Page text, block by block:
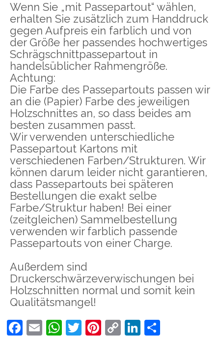
Wenn Sie „mit Passepartout“ wählen,
erhalten Sie zusätzlich zum Handdruck
gegen Aufpreis ein farblich und von
der Größe her passendes hochwertiges
Schrägschnittpassepartout in
handelsüblicher Rahmengröße.
Achtung:
Die Farbe des Passepartouts passen wir
an die (Papier) Farbe des jeweiligen
Holzschnittes an, so dass beides am
besten zusammen passt.
Wir verwenden unterschiedliche
Passepartout Kartons mit
verschiedenen Farben/Strukturen. Wir
können darum leider nicht garantieren,
dass Passepartouts bei späteren
Bestellungen die exakt selbe
Farbe/Struktur haben! Bei einer
(zeitgleichen) Sammelbestellung
verwenden wir farblich passende
Passepartouts von einer Charge.
Außerdem sind
Druckerschwärzeverwischungen bei
Holzschnitten normal und somit kein
Qualitätsmangel!
Facebook
EmailWhatsApp
Twitter
Pinterest
CopyLinkedIn